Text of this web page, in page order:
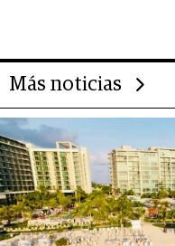
Más noticias